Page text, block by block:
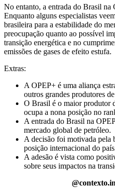
No entanto, a entrada do Brasil
Enquanto alguns especialistas
brasileira para a estabilidade do
preocupação quanto ao possível
transição energética e no
emissões de gases de efeito estufa.
Extras:
A OPEP+ é uma aliança
outros grandes produtores
O Brasil é o maior produtor
ocupa a nona posição no
A entrada do Brasil na
mercado global de petróleo.
A decisão foi motivada pela
posição internacional do
A adesão é vista como
sobre seus impactos na